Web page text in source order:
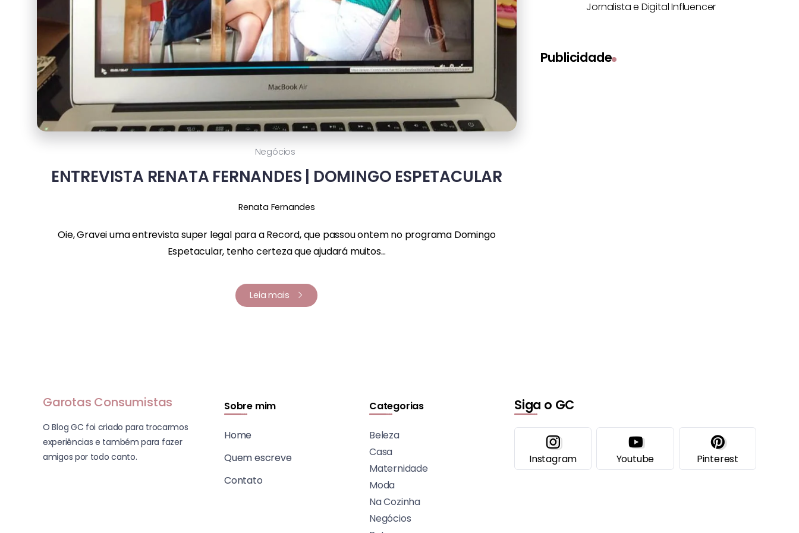
Negócios
ENTREVISTA RENATA FERNANDES | DOMINGO ESPETACULAR
Renata Fernandes
Oie, Gravei uma entrevista super legal para a Record, que passou ontem no programa Domingo
Espetacular, tenho certeza que ajudará muitos...
Leia mais
Jornalista e Digital Influencer
Publicidade
Garotas Consumistas
O Blog GC foi criado para trocarmos
experiências e também para fazer
amigos por todo canto.
Sobre mim
Home
Quem escreve
Contato
Categorias
Beleza
Casa
Maternidade
Moda
Na Cozinha
Negócios
Siga o GC
Instagram Youtube Pinterest